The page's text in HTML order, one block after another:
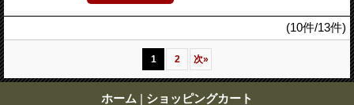
(10件/13件)
1 2 次»
ホーム | ショッピングカート